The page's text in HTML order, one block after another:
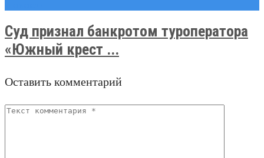
Суд признал банкротом туроператора
«Южный крест ...
Оставить комментарий